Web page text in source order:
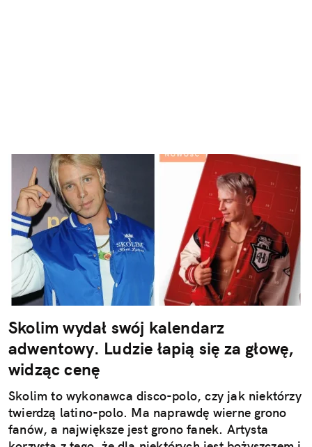
Skolim wydał swój kalendarz
adwentowy. Ludzie łapią się za głowę,
widząc cenę
Skolim to wykonawca disco-polo, czy jak niektórzy
twierdzą latino-polo. Ma naprawdę wierne grono
fanów, a największe jest grono fanek. Artysta